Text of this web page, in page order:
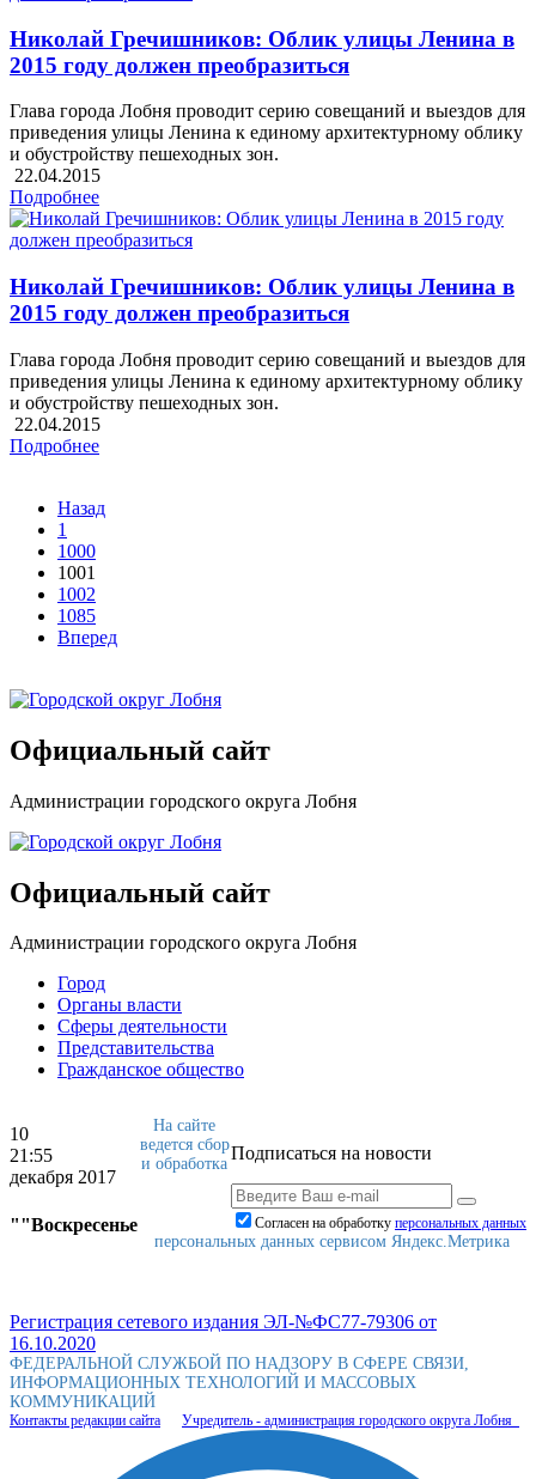
Николай Гречишников: Облик улицы Ленина в
2015 году должен преобразиться
Глава города Лобня проводит серию совещаний и выездов для
приведения улицы Ленина к единому архитектурному облику
и обустройству пешеходных зон.
22.04.2015
Подробнее
Николай Гречишников: Облик улицы Ленина в
2015 году должен преобразиться
Глава города Лобня проводит серию совещаний и выездов для
приведения улицы Ленина к единому архитектурному облику
и обустройству пешеходных зон.
22.04.2015
Подробнее
Назад
1
1000
1001
1002
1085
Вперед
Официальный сайт
Администрации городского округа Лобня
Официальный сайт
Администрации городского округа Лобня
Город
Органы власти
Сферы деятельности
Представительства
Гражданское общество
10
21:55
декабря 2017
""Воскресенье
Подписаться на новости
Согласен на обработку персональныx данных
На сайте
ведется сбор
и обработка
персональных данных сервисом Яндекс.Метрика
Регистрация сетевого издания ЭЛ-№ФС77-79306 от
16.10.2020
ФЕДЕРАЛЬНОЙ СЛУЖБОЙ ПО НАДЗОРУ В СФЕРЕ СВЯЗИ,
ИНФОРМАЦИОННЫХ ТЕХНОЛОГИЙ И МАССОВЫХ
КОММУНИКАЦИЙ
Контакты редакции сайта Учредитель - администрация городского округа Лобня